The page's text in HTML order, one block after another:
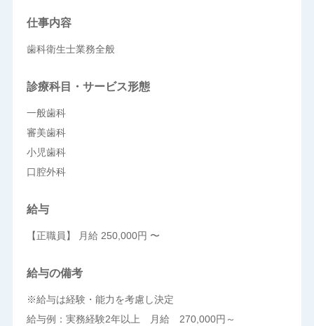
仕事内容
歯科衛生士業務全般
診療科目・サービス形態
一般歯科
審美歯科
小児歯科
口腔外科
給与
【正職員】 月給 250,000円 〜
給与の備考
※給与は経験・能力を考慮し決定
給与例：実務経験2年以上 月給 270,000円～